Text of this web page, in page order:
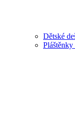
Dětské
Pláštěnky